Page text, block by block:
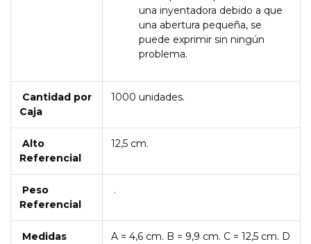
una inyentadora debido a que
una abertura pequeña, se
puede exprimir sin ningún
problema.
Cantidad por
Caja
1000 unidades.
Alto
Referencial
12,5 cm.
Peso
Referencial
.
Medidas
A = 4,6 cm. B = 9,9 cm. C = 12,5 cm. D